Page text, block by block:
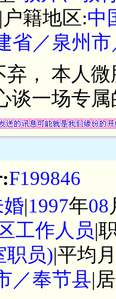
|户籍地区:中
省／泉州
， 本人
谈一场专
F199846
婚|1997年08
工作人员|
职员)|平均
／奉节县|